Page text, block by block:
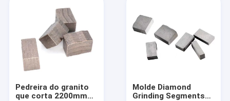
Pedreira do granito
que corta 2200mm
Molde Diamond
Grinding Segments